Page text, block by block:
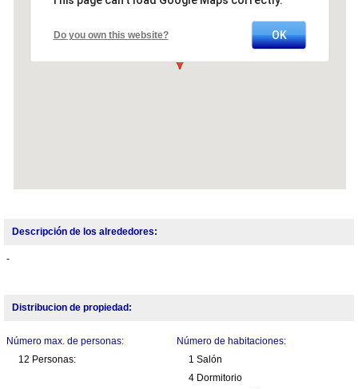
Do you own this website? OK
Descripción de los alrededores:
-
Distribucion de propiedad:
Número max. de personas:
12 Personas:
Número de habitaciones:
1 Salón
4 Dormitorio